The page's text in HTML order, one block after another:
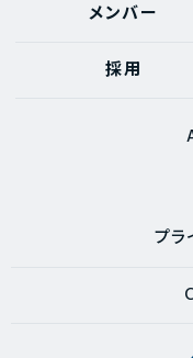
メンバー
採用
プラ